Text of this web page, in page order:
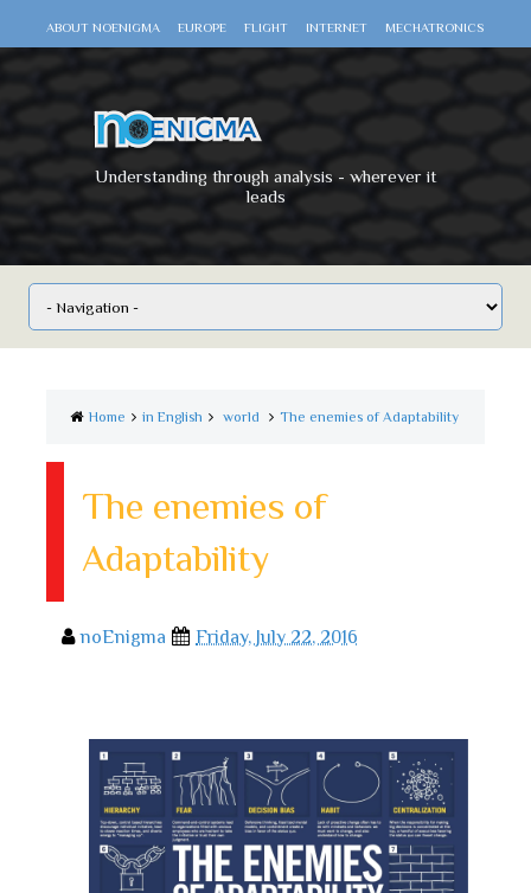
ABOUT NOENIGMA EUROPE FLIGHT INTERNET MECHATRONICS
Understanding through analysis - wherever it
leads
Home in English world The enemies of Adaptability
The enemies of
Adaptability
noEnigma Friday, July 22, 2016